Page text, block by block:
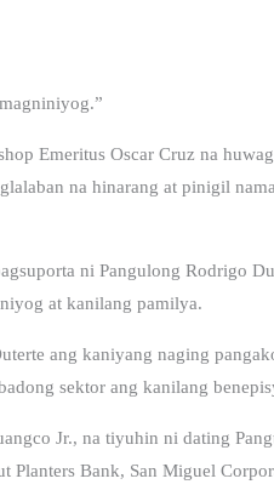
Emeritus Oscar Cruz na
na hinarang at pinigil
ni Pangulong Rodrigo
at kanilang pamilya.
ang kaniyang naging
sektor ang kanilang
Jr., na tiyuhin ni dating
Planters Bank, San Miguel